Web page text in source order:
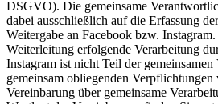
DSGVO). Die gemeinsame
dabei ausschließlich auf die Erfassung
Weitergabe an Facebook bzw.
Weiterleitung erfolgende Verarbeitung
Instagram ist nicht Teil der
gemeinsam obliegenden
Vereinbarung über gemeinsame